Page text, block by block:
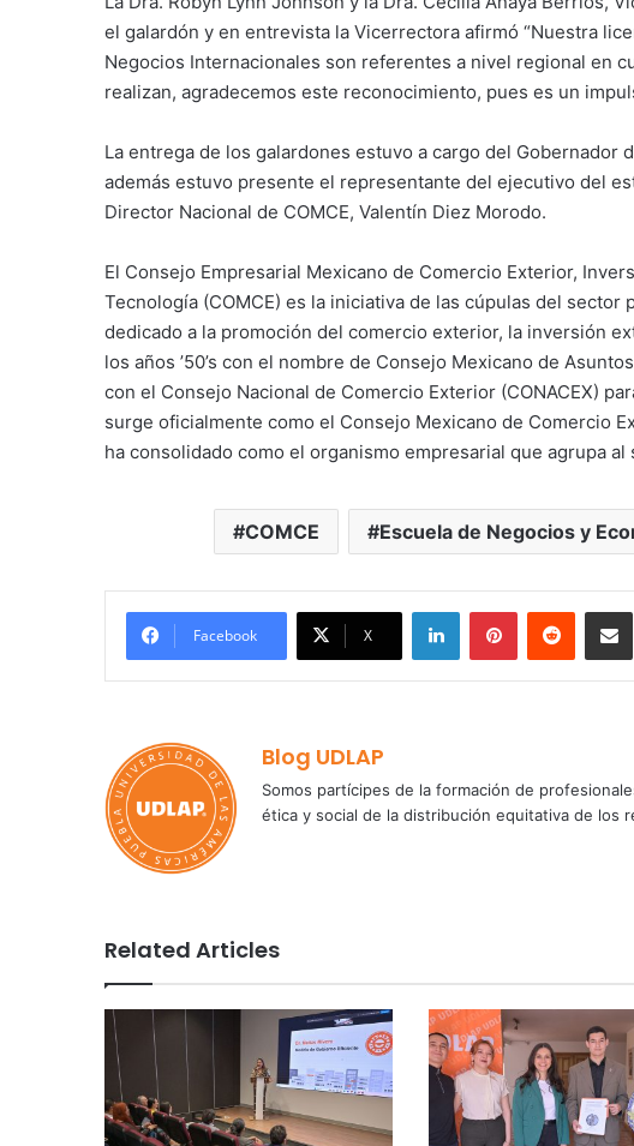
el galardón y en entrevista la Vicerrectora afirmó “Nuestra
Negocios Internacionales son referentes a nivel regional en
realizan, agradecemos este reconocimiento, pues es un
La entrega de los galardones estuvo a cargo del Gobernador
además estuvo presente el representante del ejecutivo del
Director Nacional de COMCE, Valentín Diez Morodo.
El Consejo Empresarial Mexicano de Comercio Exterior,
Tecnología (COMCE) es la iniciativa de las cúpulas del
dedicado a la promoción del comercio exterior, la inversión
los años ’50’s con el nombre de Consejo Mexicano de
con el Consejo Nacional de Comercio Exterior (CONACEX)
surge oficialmente como el Consejo Mexicano de Comercio
ha consolidado como el organismo empresarial que agrupa
COMCE Escuela de Negocios y
Facebook X
LinkedInPinterestReddit
Blog UDLAP
Somos partícipes de la formación de
ética y social de la distribución equitativa de los
Related Articles